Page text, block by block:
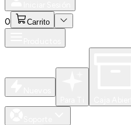
0 Carrito